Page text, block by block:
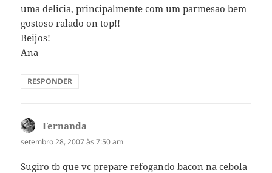
uma delicia, principalmente com um parmesao bem
gostoso ralado on top!!
Beijos!
Ana
RESPONDER
Fernanda
setembro 28, 2007 às 7:50 am
Sugiro tb que vc prepare refogando bacon na cebola